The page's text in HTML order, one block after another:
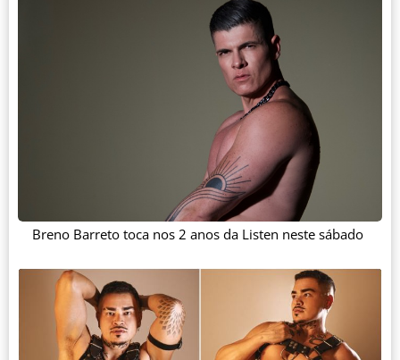
Breno Barreto toca nos 2 anos da Listen neste sábado